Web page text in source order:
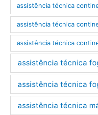
assistência técnica
assistência técnica
assistência técnica
assistência técnica
assistência técnica
assistência técnica